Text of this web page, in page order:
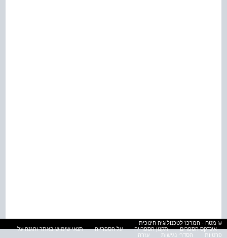
© מטח - המרכז לטכנולוגיה חינוכית
אינדקס הספרים
תקנון הספרייה על הספרייה
תנאי שימוש באתר והגנה על
פרטיות
הסדרי נגישות עזרה